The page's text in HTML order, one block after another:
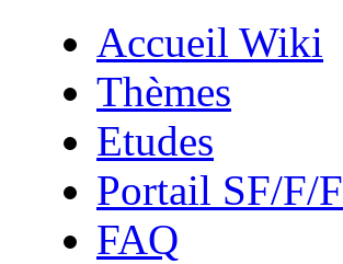
Accueil Wiki
Thèmes
Etudes
Portail SF/F/F
FAQ